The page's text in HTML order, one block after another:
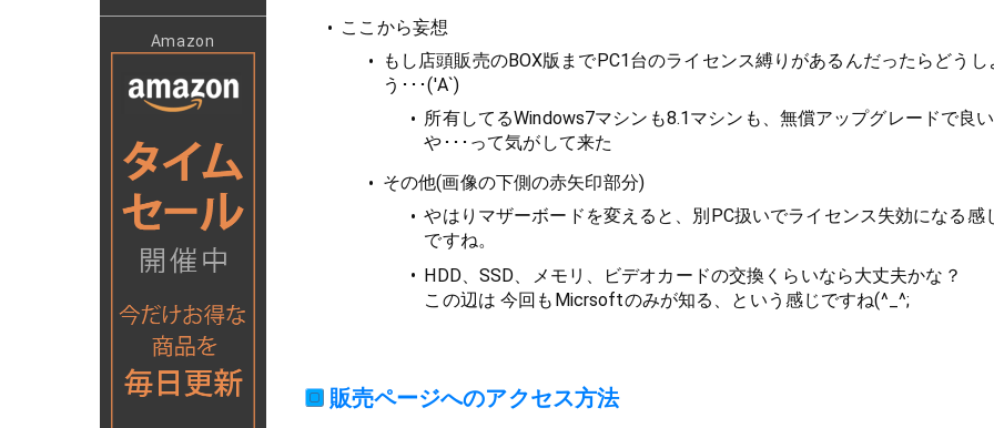
ここから妄想
もし店頭販売のBOX版までPC1台のライセンス縛りがあるんだったらどうし
う･･･('Α`)
所有してるWindows7マシンも8.1マシンも、無償アップグレードで良い
や･･･って気がして来た
その他(画像の下側の赤矢印部分)
やはりマザーボードを変えると、別PC扱いでライセンス失効になる感
ですね。
HDD、SSD、メモリ、ビデオカードの交換くらいなら大丈夫かな？
この辺は 今回もMicrsoftのみが知る、という感じですね(^_^;
販売ページへのアクセス方法
Amazon